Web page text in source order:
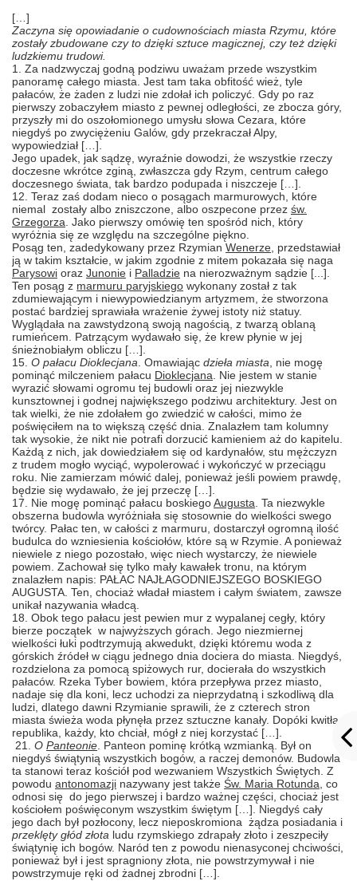
[…]
Zaczyna się opowiadanie o cudownościach miasta Rzymu, które
zostały zbudowane czy to dzięki sztuce magicznej, czy też dzięki
ludzkiemu trudowi.
1. Za nadzwyczaj godną podziwu uważam przede wszystkim
panoramę całego miasta. Jest tam taka obfitość wież, tyle
pałaców, że żaden z ludzi nie zdołał ich policzyć. Gdy po raz
pierwszy zobaczyłem miasto z pewnej odległości, ze zbocza góry,
przyszły mi do oszołomionego umysłu słowa Cezara, które
niegdyś po zwyciężeniu Galów, gdy przekraczał Alpy,
wypowiedział […].
Jego upadek, jak sądzę, wyraźnie dowodzi, że wszystkie rzeczy
doczesne wkrótce zginą, zwłaszcza gdy Rzym, centrum całego
doczesnego świata, tak bardzo podupada i niszczeje […].
12. Teraz zaś dodam nieco o posągach marmurowych, które
niemal zostały albo zniszczone, albo oszpecone przez św.
Grzegorza . Jako pierwszy omówię ten spośród nich, który
wyróżnia się ze względu na szczególne piękno.
Posąg ten, zadedykowany przez Rzymian Wenerze, przedstawiał
ją w takim kształcie, w jakim zgodnie z mitem pokazała się naga
Parysowi oraz Junonie i Palladzie na nierozważnym sądzie [...].
Ten posąg z marmuru paryjskiego wykonany został z tak
zdumiewającym i niewypowiedzianym artyzmem, że stworzona
postać bardziej sprawiała wrażenie żywej istoty niż statuy.
Wyglądała na zawstydzoną swoją nagością, z twarzą oblaną
rumieńcem. Patrzącym wydawało się, że krew płynie w jej
śnieżnobiałym obliczu […].
15. O pałacu Dioklecjana . Omawiając dzieła miasta , nie mogę
pominąć milczeniem pałacu Dioklecjana . Nie jestem w stanie
wyrazić słowami ogromu tej budowli oraz jej niezwykle
kunsztownej i godnej największego podziwu architektury. Jest on
tak wielki, że nie zdołałem go zwiedzić w całości, mimo że
poświęciłem na to większą część dnia. Znalazłem tam kolumny
tak wysokie, że nikt nie potrafi dorzucić kamieniem aż do kapitelu.
Każdą z nich, jak dowiedziałem się od kardynałów, stu mężczyzn
z trudem mogło wyciąć, wypolerować i wykończyć w przeciągu
roku. Nie zamierzam mówić dalej, ponieważ jeśli powiem prawdę,
będzie się wydawało, że jej przeczę […].
17. Nie mogę pominąć pałacu boskiegoAugusta . Ta niezwykle
obszerna budowla wyróżniała się stosownie do wielkości swego
twórcy. Pałac ten, w całości z marmuru, dostarczył ogromną ilość
budulca do wzniesienia kościołów, które są w Rzymie. A ponieważ
niewiele z niego pozostało, więc niech wystarczy, że niewiele
powiem. Zachował się tylko mały kawałek tronu, na którym
znalazłem napis: PAŁAC NAJŁAGODNIEJSZEGO BOSKIEGO
AUGUSTA. Ten, chociaż władał miastem i całym światem, zawsze
unikał nazywania władcą.
18. Obok tego pałacu jest pewien mur z wypalanej cegły, który
bierze początek w najwyższych górach. Jego niezmiernej
wielkości łuki podtrzymują akwedukt, dzięki któremu woda z
górskich źródeł w ciągu jednego dnia dociera do miasta. Niegdyś,
rozdzielona za pomocą spiżowych rur, docierała do wszystkich
pałaców. Rzeka Tyber bowiem, która przepływa przez miasto,
nadaje się dla koni, lecz uchodzi za nieprzydatną i szkodliwą dla
ludzi, dlatego dawni Rzymianie sprawili, że z czterech stron
miasta świeża woda płynęła przez sztuczne kanały. Dopóki kwitła
republika, każdy, kto chciał, mógł z niej korzystać […].
21. O Panteonie . Panteon pominę krótką wzmianką. Był on
niegdyś świątynią wszystkich bogów, a raczej demonów. Budowla
ta stanowi teraz kościół pod wezwaniem Wszystkich Świętych. Z
powodu antonomazji nazywany jest także Św. Maria Rotunda , co
odnosi się do jego pierwszej i bardzo ważnej części, chociaż jest
kościołem poświęconym wszystkim świętym […]. Niegdyś cały
jego dach był pozłocony, lecz nieposkromiona żądza posiadania i
przeklęty głód złota ludu rzymskiego zdrapały złoto i zeszpeciły
świątynię ich bogów. Naród ten z powodu nienasyconej chciwości,
ponieważ był i jest spragniony złota, nie powstrzymywał i nie
powstrzymuje ręki od żadnej zbrodni […].